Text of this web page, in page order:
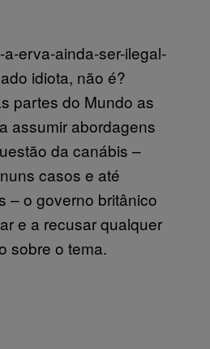
erva-ainda-ser-ilegal-
idiota, não é?
partes do Mundo as
assumir abordagens
da canábis –
nuns casos e até
– o governo britânico
e a recusar qualquer
sobre o tema.